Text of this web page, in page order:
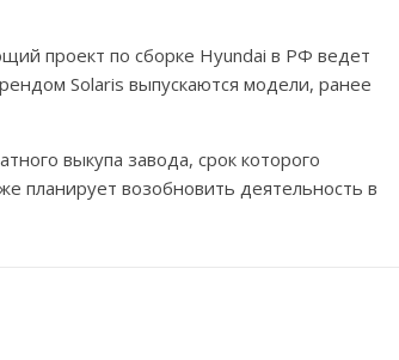
проект по сборке Hyundai в РФ ведет
Solaris выпускаются модели, ранее
выкупа завода, срок которого
планирует возобновить деятельность в